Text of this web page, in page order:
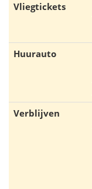
Vliegtickets
Huurauto
Verblijven